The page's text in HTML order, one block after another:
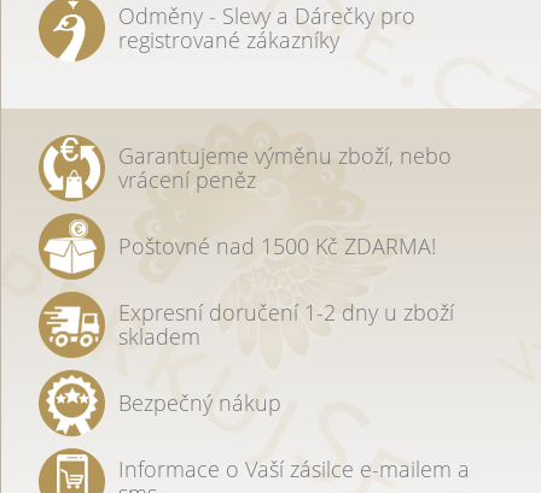
Odměny - Slevy a Dárečky pro
registrované zákazníky
Garantujeme výměnu zboží, nebo
vrácení peněz
Poštovné nad 1500 Kč ZDARMA!
Expresní doručení 1-2 dny u zboží
skladem
Bezpečný nákup
Informace o Vaší zásilce e-mailem a